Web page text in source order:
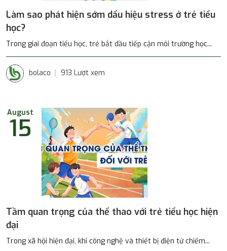
Làm sao phát hiện sớm dấu hiệu stress ở trẻ tiểu
học?
Trong giai đoạn tiểu học, trẻ bắt đầu tiếp cận môi trường học...
bolaco 913 Lượt xem
August
15
Tầm quan trọng của thể thao với trẻ tiểu học hiện
đại
Trong xã hội hiện đại, khi công nghệ và thiết bị điện tử chiếm...